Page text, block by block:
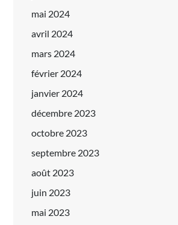
mai 2024
avril 2024
mars 2024
février 2024
janvier 2024
décembre 2023
octobre 2023
septembre 2023
août 2023
juin 2023
mai 2023